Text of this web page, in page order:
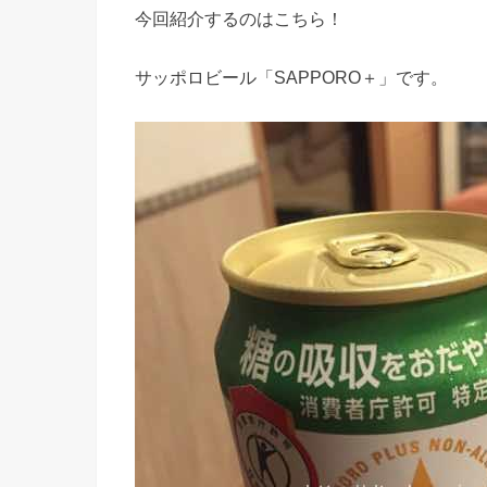
今回紹介するのはこちら！
サッポロビール「SAPPORO＋」です。